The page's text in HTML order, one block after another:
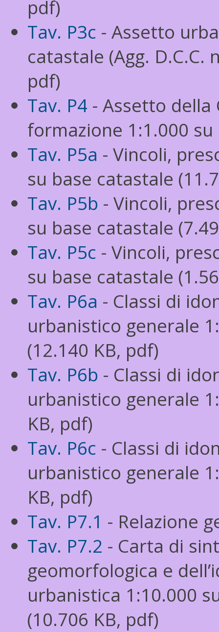
pdf)
Tav. P3c - Assetto
catastale (Agg. D.C.C.
pdf)
Tav. P4 - Assetto
formazione 1:1.000
Tav. P5a - Vincoli,
su base catastale
Tav. P5b - Vincoli,
su base catastale
Tav. P5c - Vincoli,
su base catastale
Tav. P6a - Classi di
urbanistico generale
(12.140 KB, pdf)
Tav. P6b - Classi di
urbanistico generale
KB, pdf)
Tav. P6c - Classi di
urbanistico generale
KB, pdf)
Tav. P7.1 - Relazione
Tav. P7.2 - Carta di
geomorfologica e
urbanistica 1:10.000
(10.706 KB, pdf)